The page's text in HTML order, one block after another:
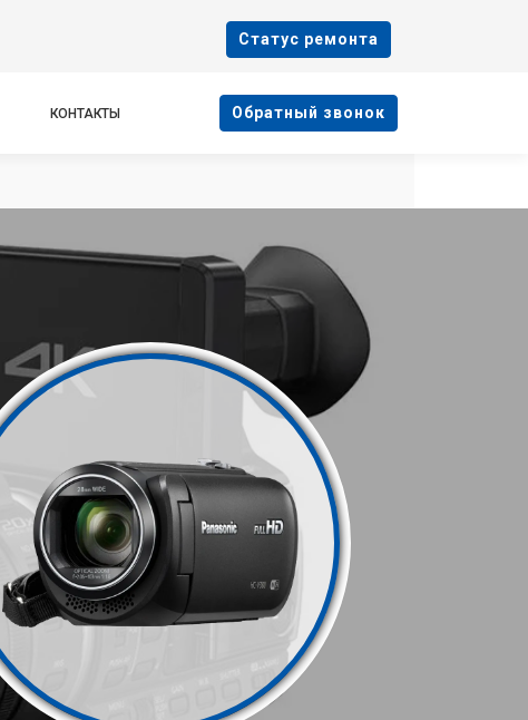
Cтатус ремонта
КОНТАКТЫ Oбратный звонок